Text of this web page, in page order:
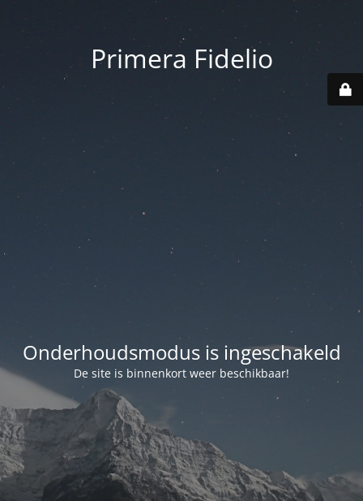
Primera Fidelio
Onderhoudsmodus is ingeschakeld
De site is binnenkort weer beschikbaar!